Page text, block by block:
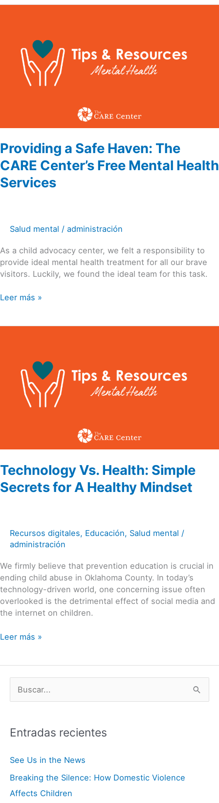
Providing a Safe Haven: The
CARE Center’s Free Mental Health
Services
Salud mental / administración
As a child advocacy center, we felt a responsibility to
provide ideal mental health treatment for all our brave
visitors. Luckily, we found the ideal team for this task.
Center’s
Services
Leer más »
Technology Vs. Health: Simple
Secrets for A Healthy Mindset
Recursos digitales, Educación, Salud mental /
administración
We firmly believe that prevention education is crucial in
ending child abuse in Oklahoma County. In today’s
technology-driven world, one concerning issue often
overlooked is the detrimental effect of social media and
the internet on children.
Simple
Secrets
Leer más »
c
a
Entradas recientes
See Us in the News
Breaking the Silence: How Domestic Violence
Affects Children